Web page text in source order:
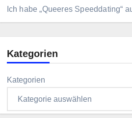
Ich habe „Queeres Speeddating“
Kategorien
Kategorien